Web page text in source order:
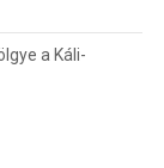
a Káli-